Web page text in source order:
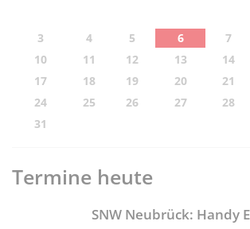
3
4 5 6 7
10
11 12 13 14
17
18 19 20 21
24
25 26 27 28
31
Termine heute
SNW Neubrück: Handy